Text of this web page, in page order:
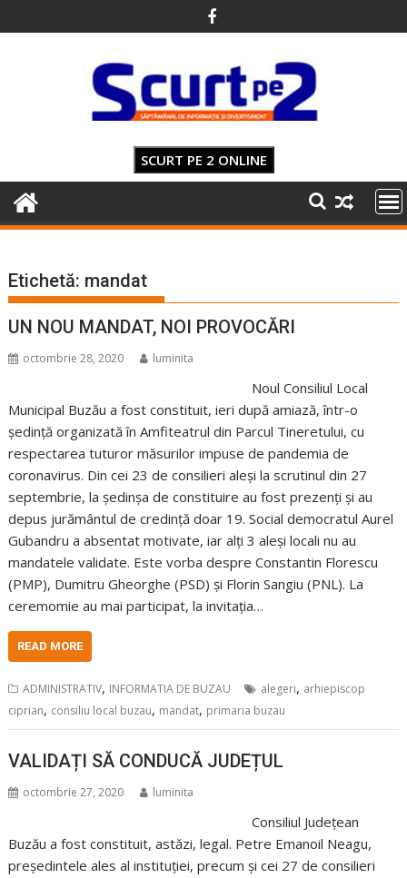
to
SCURT PE 2 ONLINE
Etichetă: mandat
UN NOU MANDAT, NOI PROVOCĂRI
octombrie 28, 2020 luminita
Noul Consiliul Local
Municipal Buzău a fost constituit, ieri după amiază, într-o
ședință organizată în Amfiteatrul din Parcul Tineretului, cu
respectarea tuturor măsurilor impuse de pandemia de
coronavirus. Din cei 23 de consilieri aleși la scrutinul din 27
septembrie, la ședinșa de constituire au fost prezenți și au
depus jurământul de credință doar 19. Social democratul Aurel
Gubandru a absentat motivate, iar alți 3 aleși locali nu au
mandatele validate. Este vorba despre Constantin Florescu
(PMP), Dumitru Gheorghe (PSD) și Florin Sangiu (PNL). La
ceremomie au mai participat, la invitația…
READ MORE
ADMINISTRATIV, INFORMATIA DE BUZAU alegeri, arhiepiscop
ciprian, consiliu local buzau, mandat, primaria buzau
VALIDAȚI SĂ CONDUCĂ JUDEȚUL
octombrie 27, 2020 luminita
Consiliul Județean
Buzău a fost constituit, astăzi, legal. Petre Emanoil Neagu,
președintele ales al instituției, precum și cei 27 de consilieri